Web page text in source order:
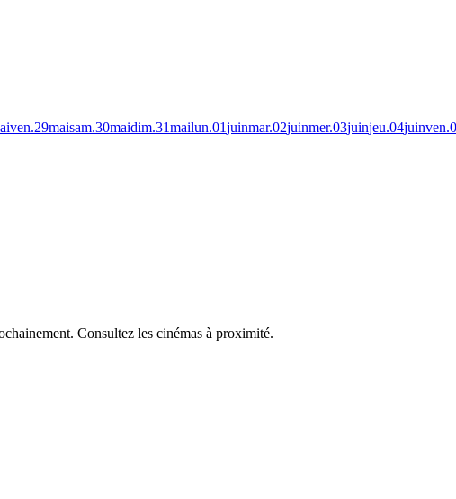
ven.29maisam.30maidim.31mailun.01juinmar.02juinmer.03juinjeu.04juinven.
Consultez les cinémas à proximité.